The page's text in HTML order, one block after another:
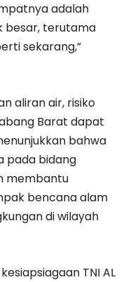
adalah
besar, terutama
sekarang,”
aliran air, risiko
Barat dapat
bahwa
pada bidang
membantu
bencana alam
di wilayah
TNI AL